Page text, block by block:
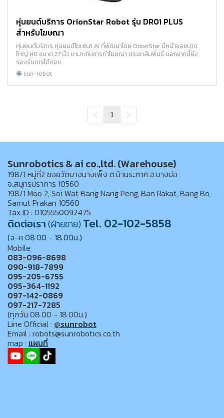
หุ่นยนต์บริการ OrionStar Robot รุ่น DR01 PLUS
สำหรับโฆษณา
หุ่นยนต์บริการ หุ่นยนต์โฆษณา AI ที่พัฒนาโดย OrionStar มีหน้าจอขนาด
ใหญ่ HD ขนาด 27 นิ้ว เหมาะกับการทำโฆษณา ประชาสัมพันธ์ นอกจากนี้ยัง
รองรับการโต้ตอบ
sun-robot
1
Sunrobotics & ai co.,ltd. (Warehouse)
198/1 หมู่ที่2 ซอยวัดบางนางเพ็ง ต.บ้านระกาศ อ.บางบ่อ
จ.สมุทรปราการ 10560
198/1 Moo 2, Soi Wat Bang Nang Peng, Ban Rakat, Bang Bo,
Samut Prakan 10560
Tax ID : 0105550092475
ติดต่อเรา(ฝ่ายขาย) Tel. 02-102-5858
(จ-ศ 08.00 - 18.00น.)
Mobile
083-096-8698
090-918-7899
095-205-6755
095-364-1192
097-142-0869
097-217-7285
(ทุกวัน 08.00 - 18.00น.)
Line Official : @sunrobot
Email : robots@sunrobotics.co.th
map : แผนที่